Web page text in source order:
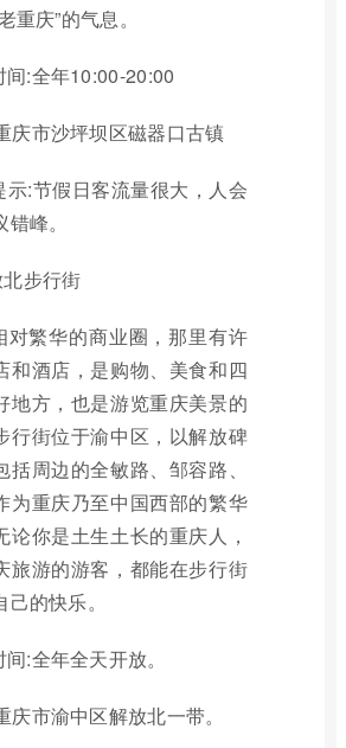
重庆”的气息。
间:全年10:00-20:00
庆市沙坪坝区磁器口古镇
示:节假日客流量很大，人会
峰。
步行街
对繁华的商业圈，那里有许
和酒店，是购物、美食和四
地方，也是游览重庆美景的
行街位于渝中区，以解放碑
括周边的全敏路、邹容路、
为重庆乃至中国西部的繁华
论你是土生土长的重庆人，
旅游的游客，都能在步行街
的快乐。
:全年全天开放。
庆市渝中区解放北一带。